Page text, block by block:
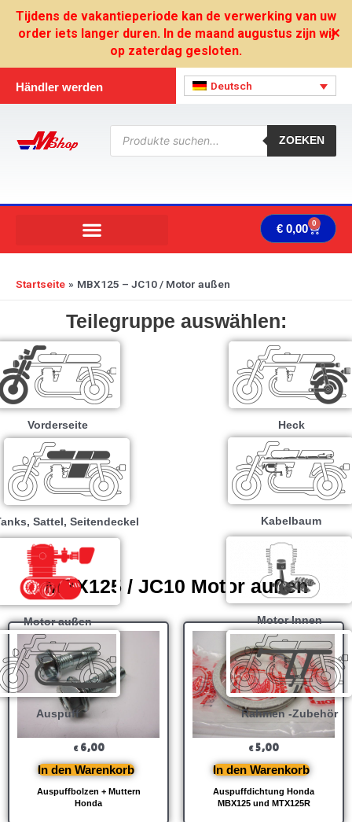
Tijdens de vakantieperiode kan de verwerking van uw
order iets langer duren. In de maand augustus zijn wij
op zaterdag gesloten.
✕
Inhalt
Händler werden Deutsch
Products
search
ZOEKEN
€ 0,00 0
Startseite MBX125 – JC10 / Motor außen
Teilegruppe auswählen:
Vorderseite Heck
Sattel, Seitendeckel Kabelbaum
Motor außen Motor Innen
Auspuff Rahmen -Zubehör
MBX125 / JC10 Motor außen
Auspuffbolzen + Muttern
Honda
€6,00
In den Warenkorb
Auspuffdichtung Honda
MBX125 und MTX125R
€5,00
In den Warenkorb